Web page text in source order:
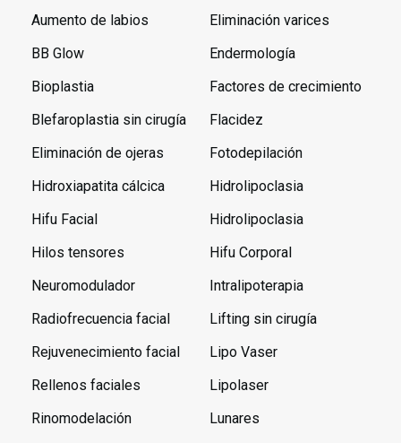
Aumento de labios
BB Glow
Bioplastia
Blefaroplastia sin cirugía
Eliminación de ojeras
Hidroxiapatita cálcica
Hifu Facial
Hilos tensores
Neuromodulador
Radiofrecuencia facial
Rejuvenecimiento facial
Rellenos faciales
Rinomodelación
Eliminación varices
Endermología
Factores de crecimiento
Flacidez
Fotodepilación
Hidrolipoclasia
Hidrolipoclasia
Hifu Corporal
Intralipoterapia
Lifting sin cirugía
Lipo Vaser
Lipolaser
Lunares